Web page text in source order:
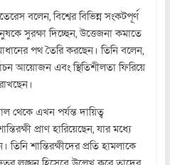
বলেন, বিশ্বের বিভিন্ন সংকটপূর্ণ
সুরক্ষা দিচ্ছেন, উত্তেজনা কমাতে
পথ তৈরি করছেন। তিনি বলেন,
আয়োজন এবং স্থিতিশীলতা ফিরিয়ে
এখন পর্যন্ত দায়িত্ব
প্রাণ হারিয়েছেন, যার মধ্যে
শান্তিরক্ষীদের প্রতি হামলাকে